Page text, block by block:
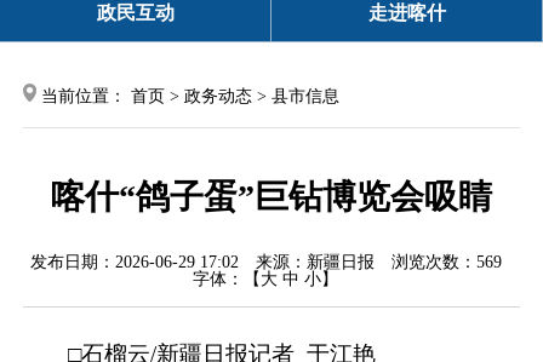
政民互动 走进喀什
当前位置： 首页 > 政务动态 > 县市信息
喀什“鸽子蛋”巨钻博览会吸睛
发布日期：2026-06-29 17:02 来源：新疆日报 浏览次数： 569
字体：【 大 中 小】
□石榴云/新疆日报记者 于江艳